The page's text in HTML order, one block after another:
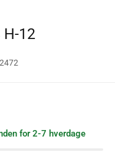
12
for 2-7 hverdage